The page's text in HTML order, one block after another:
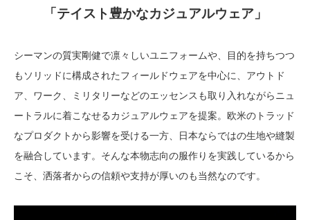
「テイスト豊かなカジュアルウェア」
シーマンの質実剛健で凛々しいユニフォームや、目的を持ちつつ
もソリッドに構成されたフィールドウェアを中心に、アウトド
ア、ワーク、ミリタリーなどのエッセンスも取り入れながらニュ
ートラルに着こなせるカジュアルウェアを提案。欧米のトラッド
なプロダクトから影響を受ける一方、日本ならではの生地や縫製
を融合しています。そんな本物志向の服作りを実践しているから
こそ、洒落者からの信頼や支持が厚いのも当然なのです。